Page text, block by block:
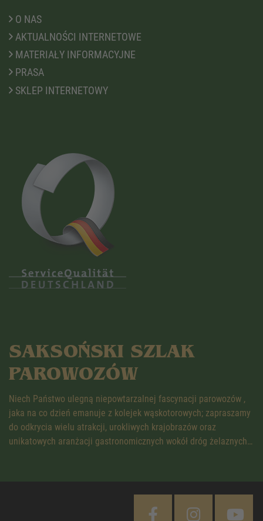
O NAS
AKTUALNOŚCI INTERNETOWE
MATERIAŁY INFORMACYJNE
PRASA
SKLEP INTERNETOWY
SAKSOŃSKI SZLAK
PAROWOZÓW
Niech Państwo ulegną niepowtarzalnej fascynacji parowozów ,
jaka na co dzień emanuje z kolejek wąskotorowych; zapraszamy
do odkrycia wielu atrakcji, urokliwych krajobrazów oraz
unikatowych aranżacji gastronomicznych wokół dróg żelaznych…